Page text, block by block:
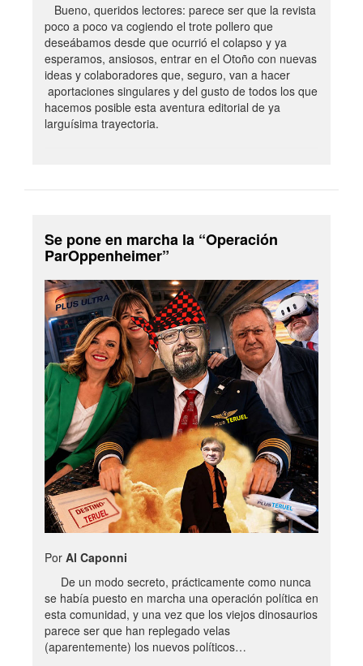
Bueno, queridos lectores: parece ser que la revista
poco a poco va cogiendo el trote pollero que
deseábamos desde que ocurrió el colapso y ya
esperamos, ansiosos, entrar en el Otoño con nuevas
ideas y colaboradores que, seguro, van a hacer
aportaciones singulares y del gusto de todos los que
hacemos posible esta aventura editorial de ya
larguísima trayectoria.
Se pone en marcha la “Operación
ParOppenheimer”
Por Al Caponni
De un modo secreto, prácticamente como nunca
se había puesto en marcha una operación política en
esta comunidad, y una vez que los viejos dinosaurios
parece ser que han replegado velas
(aparentemente) los nuevos políticos…